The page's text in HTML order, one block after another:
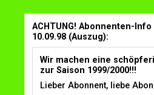
ACHTUNG! Abonnenten-
10.09.98 (Auszug):
Wir machen eine
zur Saison 1999/2000!!!
Lieber Abonnent, liebe